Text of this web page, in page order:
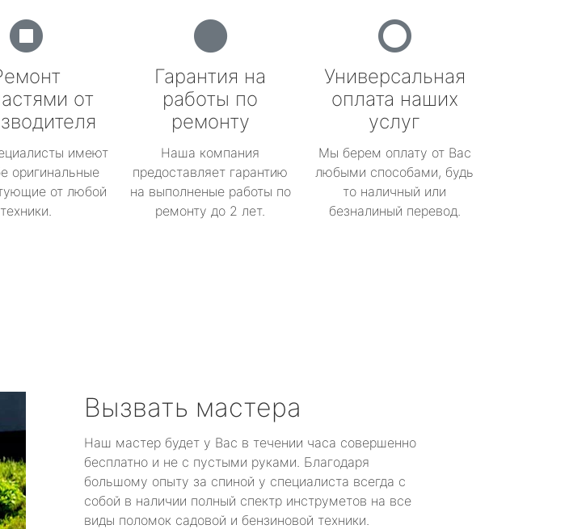
от
имеют
оригинальные
от любой
техники.
Гарантия на
работы по
ремонту
Наша компания
предоставляет гарантию
на выполненые работы по
ремонту до 2 лет.
Универсальная
оплата наших
услуг
Мы берем оплату от Вас
любыми способами, будь
то наличный или
безналиный перевод.
Вызвать мастера
Наш мастер будет у Вас в течении часа совершенно
бесплатно и не с пустыми руками. Благодаря
большому опыту за спиной у специалиста всегда с
собой в наличии полный спектр инструметов на все
виды поломок садовой и бензиновой техники.